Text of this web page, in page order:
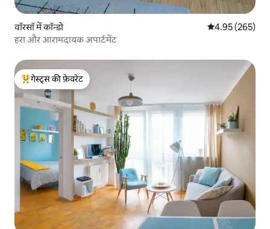
वॉरसॉ में कॉन्डो औसत रेटिंग 5 में से
4.95 (265)
हरा और आरामदायक अपार्टमेंट
गेस्ट्स का टॉप फ़ेवरेट
गेस्ट्स की फ़ेवरेट